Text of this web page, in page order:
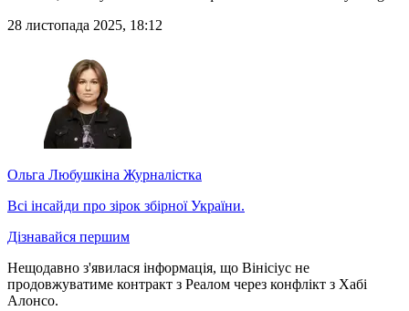
28 листопада 2025, 18:12
Ольга Любушкіна Журналістка
Всі інсайди про зірок збірної України.
Дізнавайся першим
Нещодавно з'явилася інформація, що Вінісіус не
продовжуватиме контракт з Реалом через конфлікт з Хабі
Алонсо.